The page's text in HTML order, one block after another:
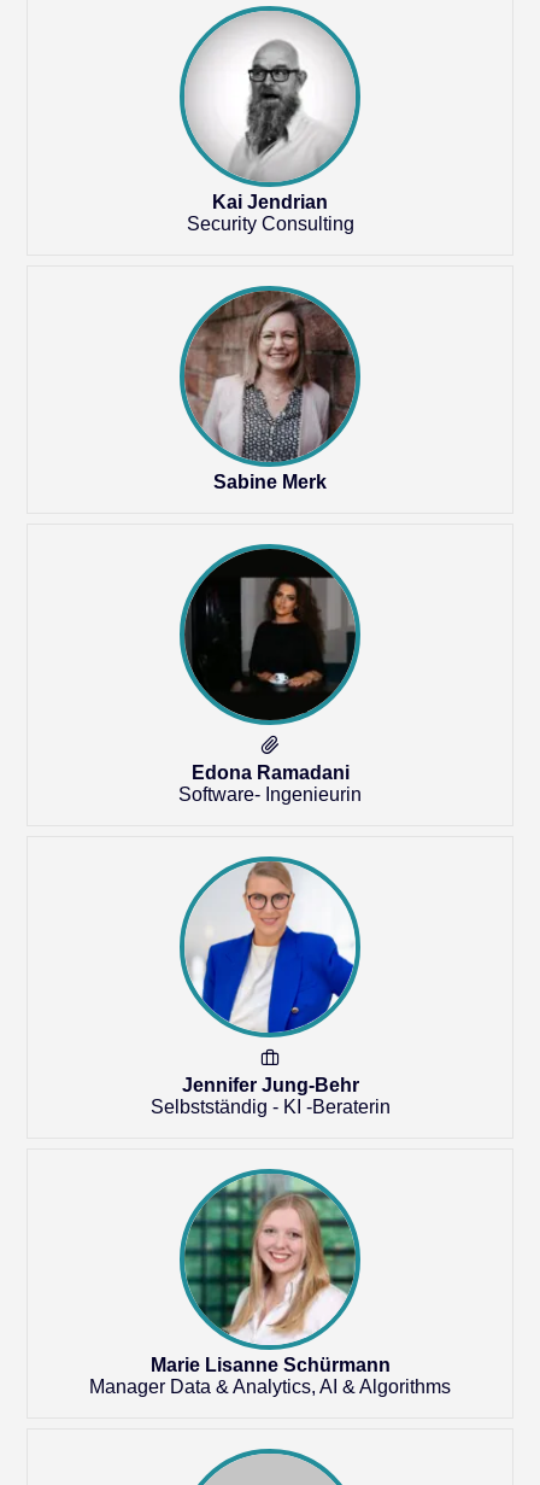
Kai Jendrian
Security Consulting
Sabine Merk
Edona Ramadani
Software- Ingenieurin
Jennifer Jung-Behr
Selbstständig - KI -Beraterin
Marie Lisanne Schürmann
Manager Data & Analytics, AI & Algorithms